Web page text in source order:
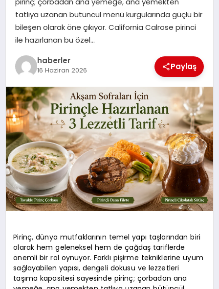
EĞITIM
tatlıya uzanan bütüncül menü kurgularında güçlü bir
bileşen olarak öne çıkıyor. California Calrose pirinci
ile hazırlanan bu özel…
haberler
16 Haziran 2026 Paylaş
Pirinç, dünya mutfaklarının temel yapı taşlarından biri
olarak hem geleneksel hem de çağdaş tariflerde
önemli bir rol oynuyor. Farklı pişirme tekniklerine uyum
sağlayabilen yapısı, dengeli dokusu ve lezzetleri
taşıma kapasitesi sayesinde pirinç; çorbadan ana